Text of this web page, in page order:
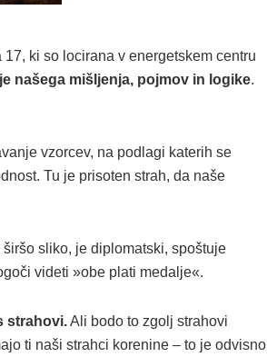
ki so locirana v energetskem centru
našega mišljenja, pojmov in logike.
vzorcev, na podlagi katerih se
Tu je prisoten strah, da naše
širšo sliko, je diplomatski, spoštuje
videti »obe plati medalje«.
strahovi.Ali bodo to zgolj strahovi
ti naši strahci korenine – to je odvisno